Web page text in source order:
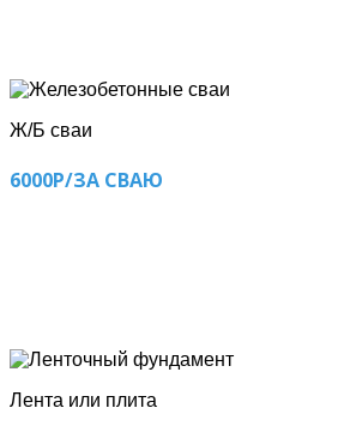
Ж/Б сваи
6000Р/ЗА СВАЮ
Лента или плита